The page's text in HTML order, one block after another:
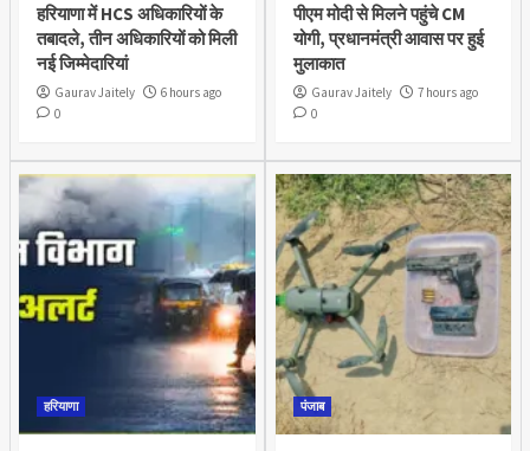
हरियाणा में HCS अधिकारियों के
तबादले, तीन अधिकारियों को मिली
नई जिम्मेदारियां
Gaurav Jaitely
6 hours ago
0
पीएम मोदी से मिलने पहुंचे CM
योगी, प्रधानमंत्री आवास पर हुई
मुलाकात
Gaurav Jaitely
7 hours ago
0
हरियाणा पंजाब